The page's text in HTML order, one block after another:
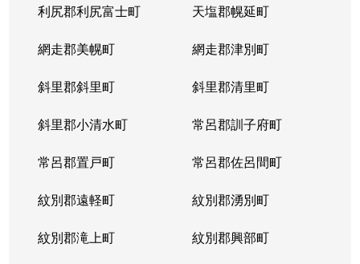
利尻郡利尻富士町 天塩郡幌延町
網走郡美幌町 網走郡津別町
斜里郡斜里町 斜里郡清里町
斜里郡小清水町 常呂郡訓子府町
常呂郡置戸町 常呂郡佐呂間町
紋別郡遠軽町 紋別郡湧別町
紋別郡滝上町 紋別郡興部町